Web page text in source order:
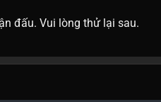
đấu. Vui lòng thử lại sau.